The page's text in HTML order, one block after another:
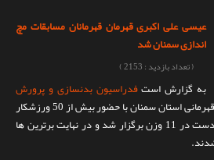
عیسی علی اکبری قهرمان قهرمانان مسابقات مچ
اندازی سمنان شد
( تعداد بازدید : 2153 )
به گزارش استفدراسیون بدنسازی و پرورش
قهرمانی استان سمنان با حضور بیش از 50 ورزشکار
در دو دسته راست و چپ دست در 11 وزن برگزار شد و در نهایت برترین ها